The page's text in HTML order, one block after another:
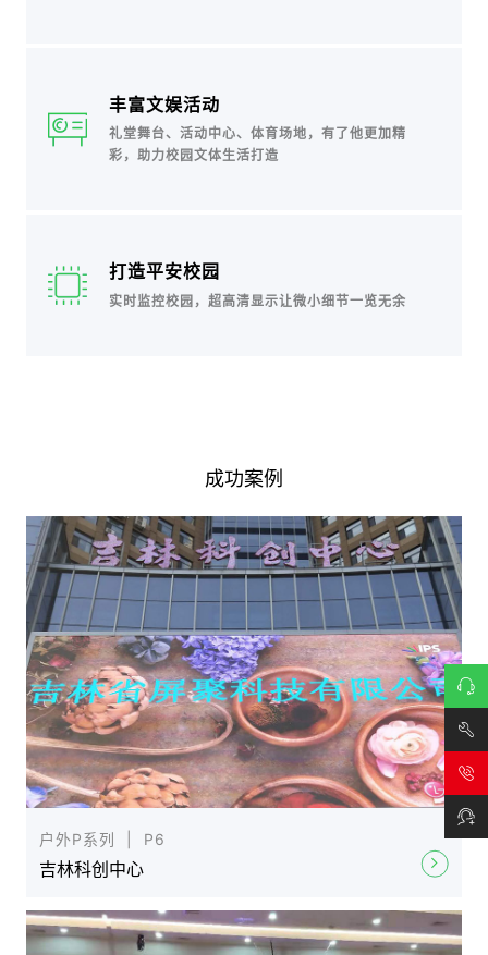
丰富文娱活动
礼堂舞台、活动中心、体育场地，有了他更加精
彩，助力校园文体生活打造
打造平安校园
实时监控校园，超高清显示让微小细节一览无余
成功案例
户外P系列 | P6
吉林科创中心
在线
咨询
技术
支持